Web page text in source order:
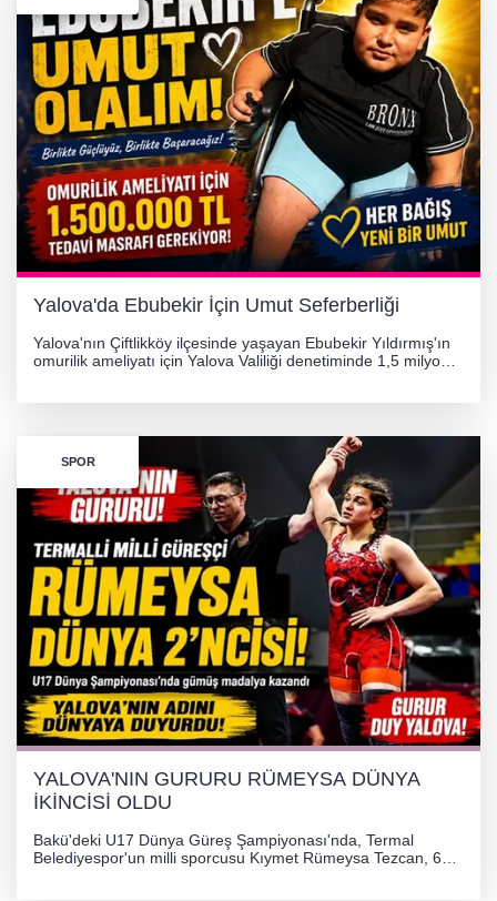
Yalova'da Ebubekir İçin Umut Seferberliği
Yalova'nın Çiftlikköy ilçesinde yaşayan Ebubekir Yıldırmış'ın
omurilik ameliyatı için Yalova Valiliği denetiminde 1,5 milyon
SPOR
YALOVA'NIN GURURU RÜMEYSA DÜNYA
İKİNCİSİ OLDU
Bakü'deki U17 Dünya Güreş Şampiyonası'nda, Termal
Belediyespor'un milli sporcusu Kıymet Rümeysa Tezcan, 69